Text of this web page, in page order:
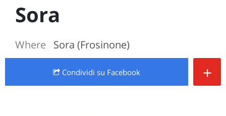
Sora
Where Sora (Frosinone)
Condividi su Facebook +